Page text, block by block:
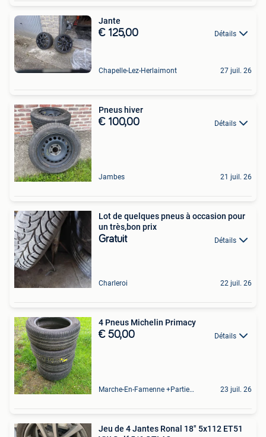
Jante
€ 125,00 Détails
Chapelle-Lez-Herlaimont 27 juil. 26
Pneus hiver
€ 100,00 Détails
Jambes 21 juil. 26
Lot de quelques pneus à occasion pour
un très,bon prix
Gratuit Détails
Charleroi 22 juil. 26
4 Pneus Michelin Primacy
€ 50,00 Détails
Marche-En-Famenne +Partie De Baillonville Et Noiseux 23 juil. 26
Jeu de 4 Jantes Ronal 18" 5x112 ET51